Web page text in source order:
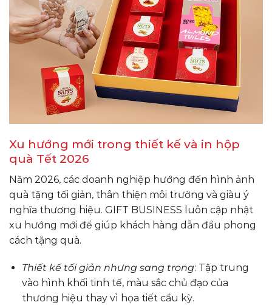
Xu hướng mới trong thiết kế và in hộp
quà Tết 2026
Năm 2026, các doanh nghiệp hướng đến hình ảnh
quà tặng tối giản, thân thiện môi trường và giàu ý
nghĩa thương hiệu. GIFT BUSINESS luôn cập nhật
xu hướng mới để giúp khách hàng dẫn đầu phong
cách tặng quà.
Thiết kế tối giản nhưng sang trọng: Tập trung
vào hình khối tinh tế, màu sắc chủ đạo của
thương hiệu thay vì họa tiết cầu kỳ.